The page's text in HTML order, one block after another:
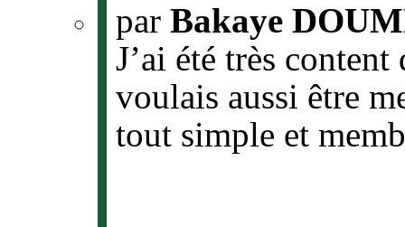
par Bakaye
J’ai été très
voulais aussi être
tout simple et